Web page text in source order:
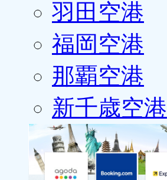
羽田空港
福岡空港
那覇空港
新千歳空港